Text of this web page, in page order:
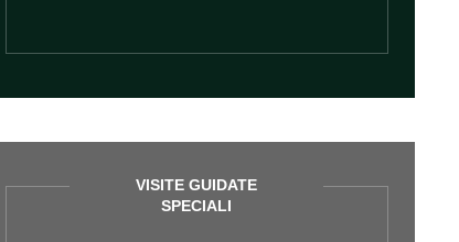
VISITE GUIDATE
SPECIALI